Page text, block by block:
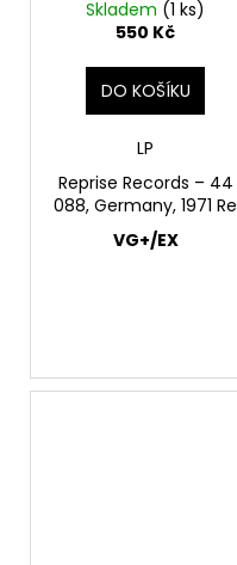
Skladem (1 ks)
550 Kč
DO KOŠÍKU
LP
Reprise Records – 44
088, Germany, 1971 Re
VG+/EX